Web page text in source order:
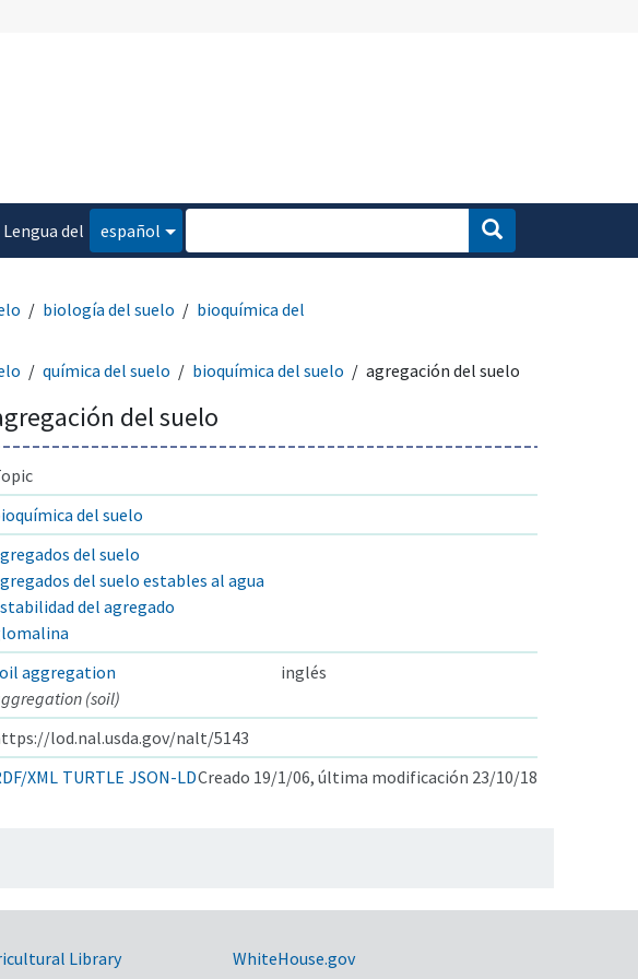
Lengua del
español
biología del suelo
bioquímica del
química del suelo bioquímica del suelo agregación del suelo
del suelo
del suelo
del suelo
del suelo estables al agua
del agregado
aggregation
inglés
(soil)
lod.nal.usda.gov/nalt/5143
XML TURTLE JSON-LDCreado 19/1/06, última modificación 23/10/18
Library WhiteHouse.gov